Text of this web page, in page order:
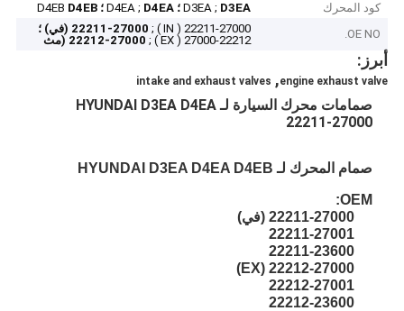
كود المحرك
D3EA ; D3EA ؛ D4EA ; D4EA ؛ D4EB D4EB
OE NO.
22211-27000 ( IN ) ;
22211-27000 (في) ؛
22212-27000 ( EX ) ;
22212-27000 (مث
أبرز:
engine exhaust valve
,
intake and exhaust valves
صمامات محرك السيارة لـ HYUNDAI D3EA D4EA
22211-27000
صمام المحرك لـ HYUNDAI D3EA D4EA D4EB
OEM:
22211-27000 (في)
22211-27001
22211-23600
22212-27000 (EX)
22212-27001
22212-23600